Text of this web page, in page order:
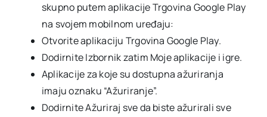
skupno putem aplikacije Trgovina Google Play
na svojem mobilnom uređaju:
Otvorite aplikaciju Trgovina Google Play.
Dodirnite Izbornik zatim Moje aplikacije i igre.
Aplikacije za koje su dostupna ažuriranja
imaju oznaku “Ažuriranje”.
Dodirnite Ažuriraj sve da biste ažurirali sve